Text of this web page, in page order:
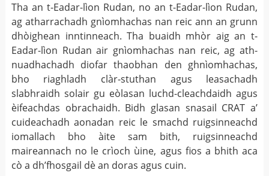
Tha an t-Eadar-lìon Rudan, no an t-Eadar-lìon Rudan,
ag atharrachadh gnìomhachas nan reic ann an grunn
dhòighean inntinneach. Tha buaidh mhòr aig an t-
Eadar-lìon Rudan air gnìomhachas nan reic, ag ath-
nuadhachadh diofar thaobhan den ghnìomhachas,
bho riaghladh clàr-stuthan agus leasachadh
slabhraidh solair gu eòlasan luchd-cleachdaidh agus
èifeachdas obrachaidh. Bidh glasan snasail CRAT a’
cuideachadh aonadan reic le smachd ruigsinneachd
iomallach bho àite sam bith, ruigsinneachd
maireannach no le crìoch ùine, agus fios a bhith aca
cò a dh’fhosgail dè an doras agus cuin.